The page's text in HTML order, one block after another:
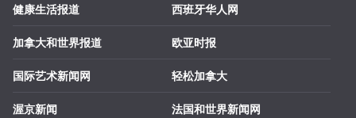
健康生活报道
加拿大和世界报道
国际艺术新闻网
渥京新闻
西班牙华人网
欧亚时报
轻松加拿大
法国和世界新闻网